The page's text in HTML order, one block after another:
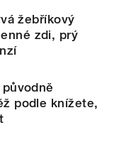
žebříkový
zdi, prý
podle knížete,